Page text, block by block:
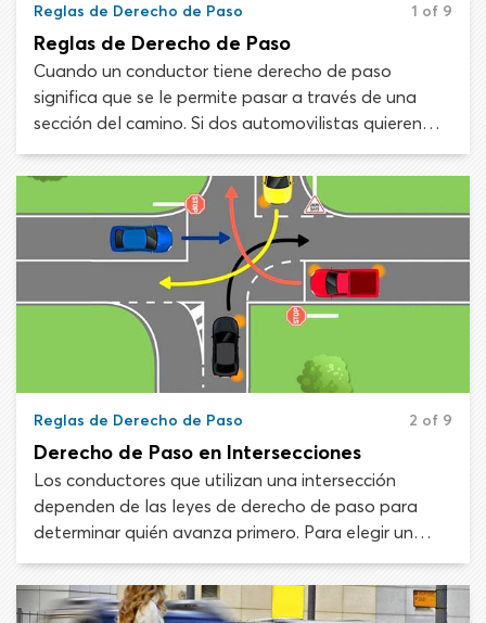
Reglas de Derecho de Paso 1 of 9
Reglas de Derecho de Paso
Cuando un conductor tiene derecho de paso
significa que se le permite pasar a través de una
sección del camino. Si dos automovilistas quieren
ocupar la misma sección al mismo tiempo, las reglas
de derecho de paso determinarán quién va primero.
Comprender y respetar el derecho de vía es esencial,
ya que permite evitar conflictos que podrían afectar
el tránsito o provocar una colisión.
Reglas de Derecho de Paso 2 of 9
Derecho de Paso en Intersecciones
Los conductores que utilizan una intersección
dependen de las leyes de derecho de paso para
determinar quién avanza primero. Para elegir un
camino seguro en una intersección, deben conocer
las reglas de derecho de paso y aprender a juzgar la
velocidad y ubicación de otros vehículos.